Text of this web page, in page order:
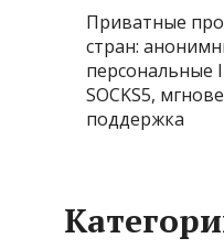
Приватные
стран:
персональные
SOCKS5,
поддержка